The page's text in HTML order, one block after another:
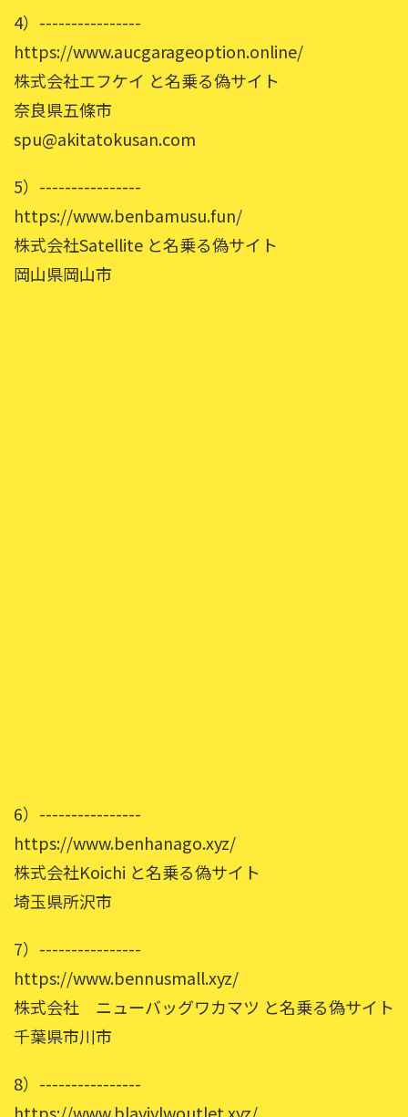
4）----------------
https://www.aucgarageoption.online/
株式会社エフケイ と名乗る偽サイト
奈良県五條市
spu@akitatokusan.com
5）----------------
https://www.benbamusu.fun/
株式会社Satellite と名乗る偽サイト
岡山県岡山市
6）----------------
https://www.benhanago.xyz/
株式会社Koichi と名乗る偽サイト
埼玉県所沢市
7）----------------
https://www.bennusmall.xyz/
株式会社 ニューバッグワカマツ と名乗る偽サイト
千葉県市川市
8）----------------